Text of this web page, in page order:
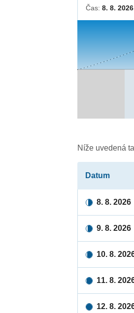
Čas:8. 8. 2026
Níže uvedená
Datum
8. 8. 2026
9. 8. 2026
10. 8.
11. 8.
12. 8.